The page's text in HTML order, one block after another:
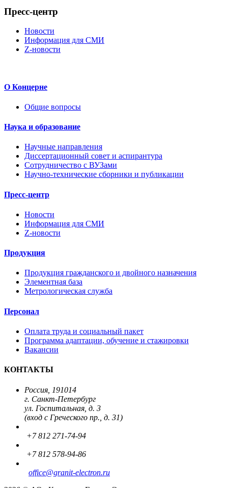
Пресс-центр
Новости
Информация для СМИ
Z-новости
О Концерне
Общие вопросы
Наука и образование
Научные направления
Диссертационный совет и аспирантура
Сотрудничество с ВУЗами
Научно-технические сборники и публикации
Пресс-центр
Новости
Информация для СМИ
Z-новости
Продукция
Продукция гражданского и двойного назначения
Элементная база
Метрологическая служба
Персонал
Оплата труда и социальный пакет
Программа адаптации, обучение и стажировки
Вакансии
КОНТАКТЫ
Россия, 191014
г. Санкт-Петербург
ул. Госпитальная, д. 3
(вход с Греческого пр., д. 31)
+7 812 271-74-94
+7 812 578-94-86
office@granit-electron.ru